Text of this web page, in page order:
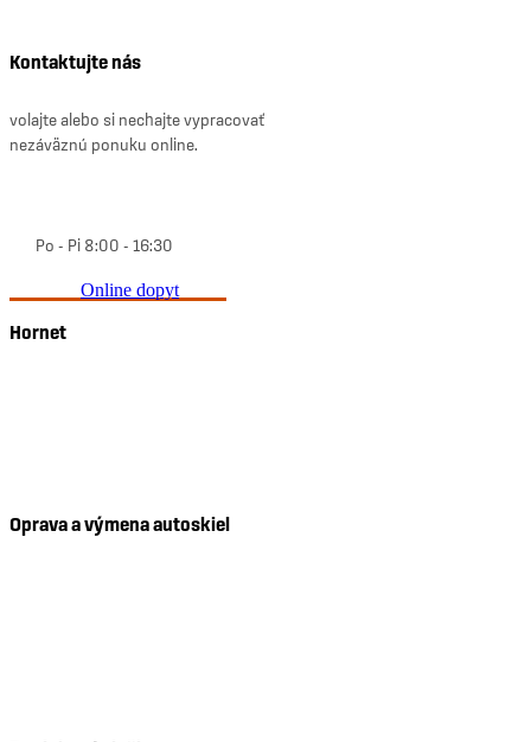
Kontaktujte nás
volajte alebo si nechajte vypracovať
nezáväznú ponuku online.
Po - Pi 8:00 - 16:30
Online dopyt
Hornet
Oprava a výmena autoskiel